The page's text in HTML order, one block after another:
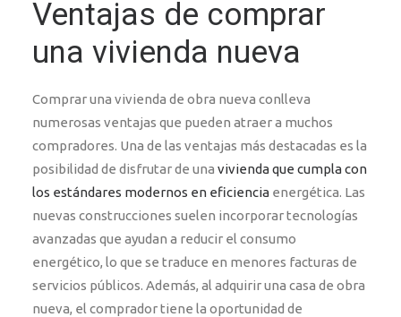
Ventajas de comprar
una vivienda nueva
Comprar una vivienda de obra nueva conlleva
numerosas ventajas que pueden atraer a muchos
compradores. Una de las ventajas más destacadas es la
posibilidad de disfrutar de una vivienda que cumpla con
los estándares modernos en eficiencia energética. Las
nuevas construcciones suelen incorporar tecnologías
avanzadas que ayudan a reducir el consumo
energético, lo que se traduce en menores facturas de
servicios públicos. Además, al adquirir una casa de obra
nueva, el comprador tiene la oportunidad de